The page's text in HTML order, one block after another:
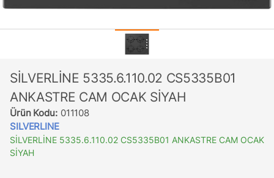
SİLVERLİNE 5335.6.110.02 CS5335B01
ANKASTRE CAM OCAK SİYAH
Ürün Kodu: 011108
SILVERLINE
SİLVERLİNE 5335.6.110.02 CS5335B01 ANKASTRE CAM OCAK
SİYAH